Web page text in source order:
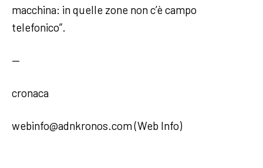
macchina: in quelle zone non c’è campo
telefonico”.
—
cronaca
webinfo@adnkronos.com (Web Info)